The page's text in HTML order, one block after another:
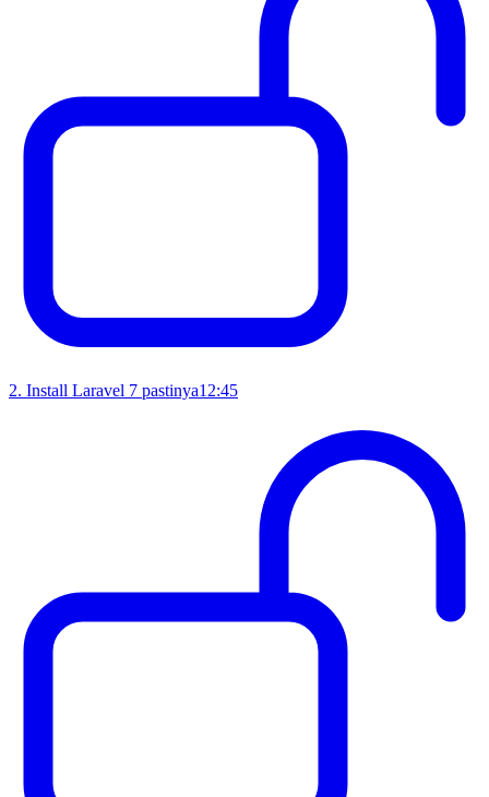
2. Install Laravel 7 pastinya12:45